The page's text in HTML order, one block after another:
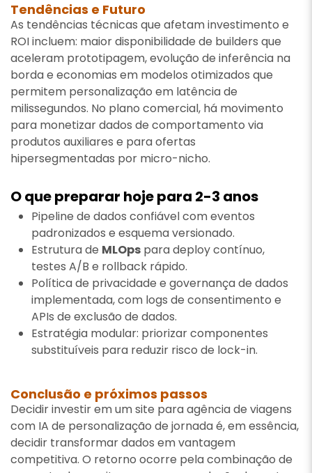
Tendências e Futuro
As tendências técnicas que afetam investimento e
ROI incluem: maior disponibilidade de builders que
aceleram prototipagem, evolução de inferência na
borda e economias em modelos otimizados que
permitem personalização em latência de
milissegundos. No plano comercial, há movimento
para monetizar dados de comportamento via
produtos auxiliares e para ofertas
hipersegmentadas por micro-nicho.
O que preparar hoje para 2-3 anos
Pipeline de dados confiável com eventos
padronizados e esquema versionado.
Estrutura de MLOps para deploy contínuo,
testes A/B e rollback rápido.
Política de privacidade e governança de dados
implementada, com logs de consentimento e
APIs de exclusão de dados.
Estratégia modular: priorizar componentes
substituíveis para reduzir risco de lock-in.
Conclusão e próximos passos
Decidir investir em um site para agência de viagens
com IA de personalização de jornada é, em essência,
decidir transformar dados em vantagem
competitiva. O retorno ocorre pela combinação de